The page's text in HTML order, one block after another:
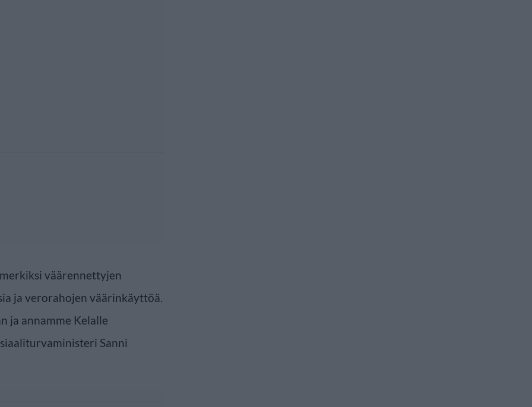
väärennettyjen
ja verorahojen väärinkäyttöä.
ja annamme Kelalle
Sanni